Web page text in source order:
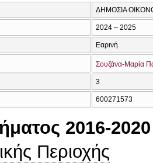
ΔΗΜΟΣΙΑ
2024 – 2025
Εαρινή
Σουζάνα-Μαρία
3
600271573
2016-2020
Περιοχής